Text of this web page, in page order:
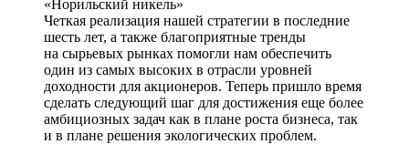
«Норильский никель»
Четкая реализация нашей стратегии в последние
шесть лет, а также благоприятные тренды
на сырьевых рынках помогли нам обеспечить
один из самых высоких в отрасли уровней
доходности для акционеров. Теперь пришло время
сделать следующий шаг для достижения еще более
амбициозных задач как в плане роста бизнеса, так
и в плане решения экологических проблем.